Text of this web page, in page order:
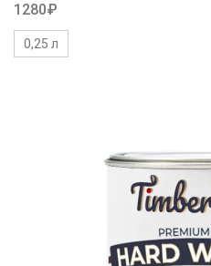
1280₽
0,25 л